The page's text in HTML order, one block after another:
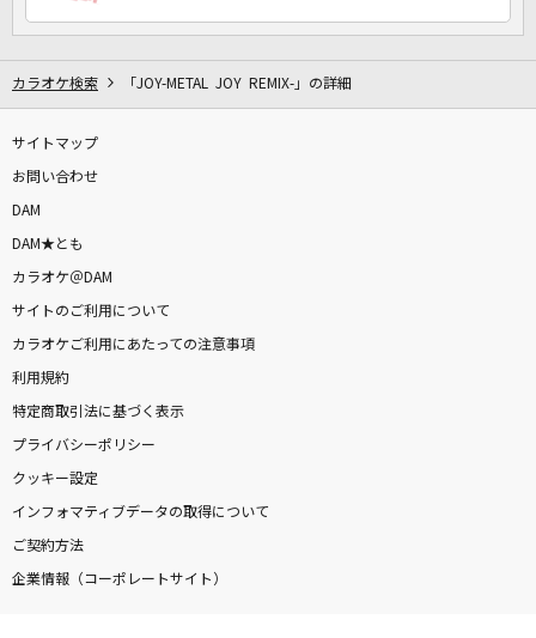
カラオケ検索 「JOY-METAL JOY REMIX-」の詳細
サイトマップ
お問い合わせ
DAM
DAM★とも
カラオケ＠DAM
サイトのご利用について
カラオケご利用にあたっての注意事項
利用規約
特定商取引法に基づく表示
プライバシーポリシー
クッキー設定
インフォマティブデータの取得について
ご契約方法
企業情報（コーポレートサイト）